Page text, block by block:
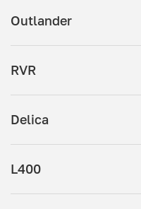
Outlander
RVR
Delica
L400